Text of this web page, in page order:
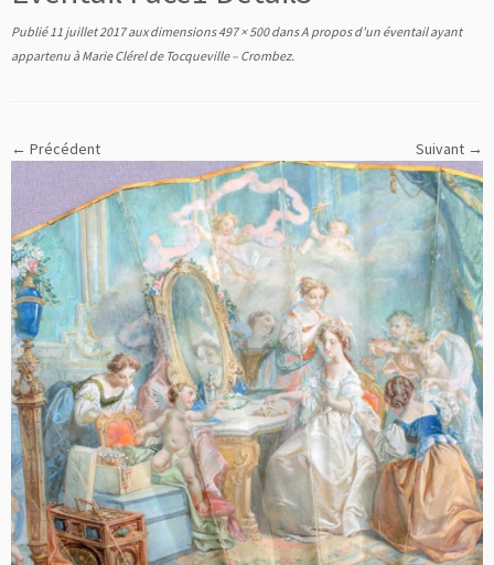
Publié 11 juillet 2017aux dimensions497 × 500dansA propos d’un éventail ayant
appartenu à Marie Clérel de Tocqueville – Crombez.
← Précédent Suivant →